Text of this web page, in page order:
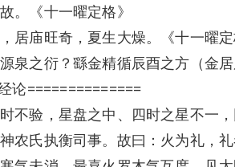
。《十一曜定格》
居庙旺奇，夏生大燥。《十一曜定
泉之衍？繇金精循辰酉之方（金
论==============
不验，星盘之中、四时之星不一
农氏执衡司事。故曰：火为礼，